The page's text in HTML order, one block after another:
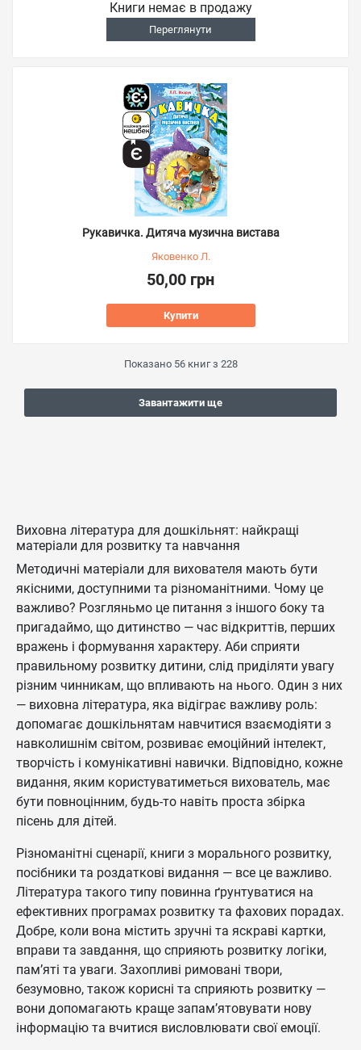
Книги немає в продажу
Переглянути
Рукавичка. Дитяча музична вистава
Яковенко Л.
50,00 грн
Купити
Показано 56книг з 228
Завантажити ще
Виховна література для дошкільнят: найкращі
матеріали для розвитку та навчання
Методичні матеріали для вихователя мають бути
якісними, доступними та різноманітними. Чому це
важливо? Розгляньмо це питання з іншого боку та
пригадаймо, що дитинство — час відкриттів, перших
вражень і формування характеру. Аби сприяти
правильному розвитку дитини, слід приділяти увагу
різним чинникам, що впливають на нього. Один з них
— виховна література, яка відіграє важливу роль:
допомагає дошкільнятам навчитися взаємодіяти з
навколишнім світом, розвиває емоційний інтелект,
творчість і комунікативні навички. Відповідно, кожне
видання, яким користуватиметься вихователь, має
бути повноцінним, будь-то навіть проста збірка
пісень для дітей.
Різноманітні сценарії, книги з морального розвитку,
посібники та роздаткові видання — все це важливо.
Література такого типу повинна ґрунтуватися на
ефективних програмах розвитку та фахових порадах.
Добре, коли вона містить зручні та яскраві картки,
вправи та завдання, що сприяють розвитку логіки,
пам’яті та уваги. Захопливі римовані твори,
безумовно, також корисні та сприяють розвитку —
вони допомагають краще запам’ятовувати нову
інформацію та вчитися висловлювати свої емоції.